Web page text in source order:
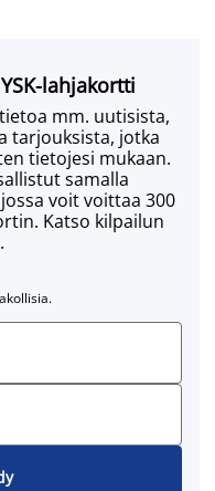
lahjakortti
mm. uutisista,
tarjouksista, jotka
tietojesi mukaan.
samalla
voit voittaa 300
Katso kilpailun